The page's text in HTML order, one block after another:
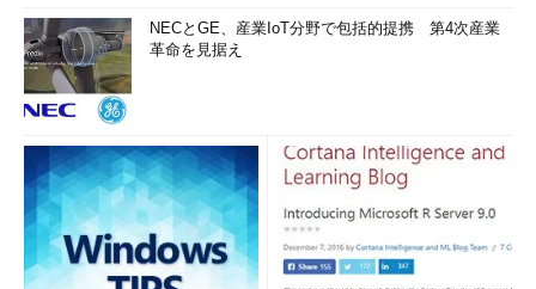
NECとGE、産業IoT分野で包括的提携 第4次産業
革命を見据え